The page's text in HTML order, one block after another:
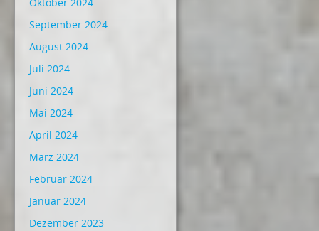
Oktober 2024
September 2024
August 2024
Juli 2024
Juni 2024
Mai 2024
April 2024
März 2024
Februar 2024
Januar 2024
Dezember 2023